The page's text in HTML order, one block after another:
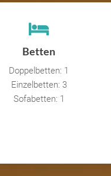
Betten
Doppelbetten: 1
Einzelbetten: 3
Sofabetten: 1